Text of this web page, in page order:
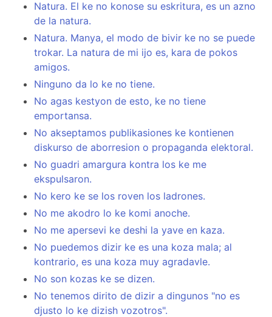
Natura. El ke no konose su eskritura, es un azno
de la natura.
Natura. Manya, el modo de bivir ke no se puede
trokar. La natura de mi ijo es, kara de pokos
amigos.
Ninguno da lo ke no tiene.
No agas kestyon de esto, ke no tiene
emportansa.
No akseptamos publikasiones ke kontienen
diskurso de aborresion o propaganda elektoral.
No guadri amargura kontra los ke me
ekspulsaron.
No kero ke se los roven los ladrones.
No me akodro lo ke komi anoche.
No me apersevi ke deshi la yave en kaza.
No puedemos dizir ke es una koza mala; al
kontrario, es una koza muy agradavle.
No son kozas ke se dizen.
No tenemos dirito de dizir a dingunos "no es
djusto lo ke dizish vozotros".